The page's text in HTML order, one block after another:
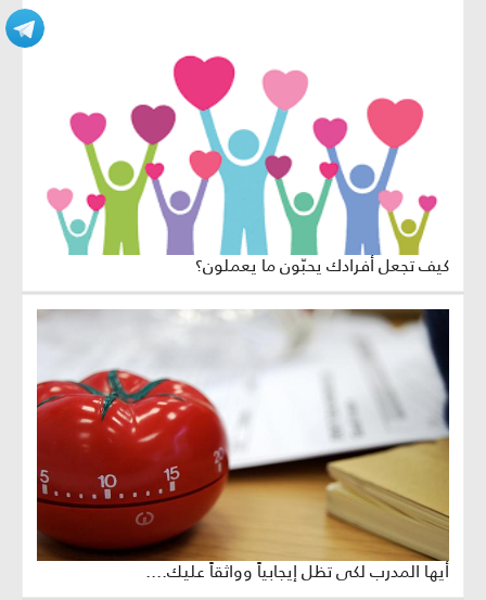
كيف تجعل أفرادك يحبّون ما يعملون؟
أيها المدرب لكي تظل إيجابياً وواثقاً عليك....